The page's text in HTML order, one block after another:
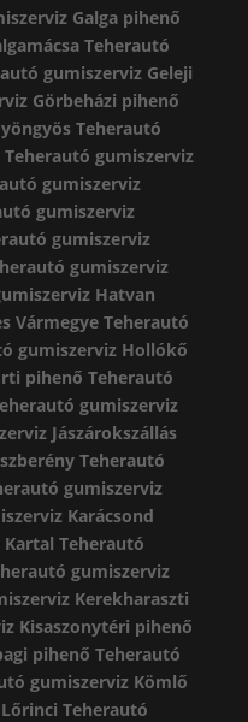
Galga pihenő
Teherautó
gumiszerviz Geleji
Görbeházi pihenő
Teherautó
Teherautó gumiszerviz
gumiszerviz
gumiszerviz
gumiszerviz
gumiszerviz
Hatvan
Vármegye Teherautó
gumiszerviz Hollókő
pihenő Teherautó
gumiszerviz
Jászárokszállás
Teherautó
gumiszerviz
Karácsond
Teherautó
gumiszerviz
Kerekharaszti
Kisaszonytéri pihenő
pihenő Teherautó
gumiszerviz Kömlő
Teherautó